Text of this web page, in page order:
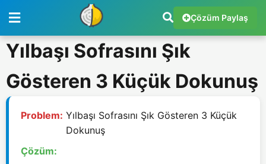
Çözüm Paylaş
Yılbaşı Sofrasını Şık
Gösteren 3 Küçük Dokunuş
Problem: Yılbaşı Sofrasını Şık Gösteren 3 Küçük
Dokunuş
Çözüm: